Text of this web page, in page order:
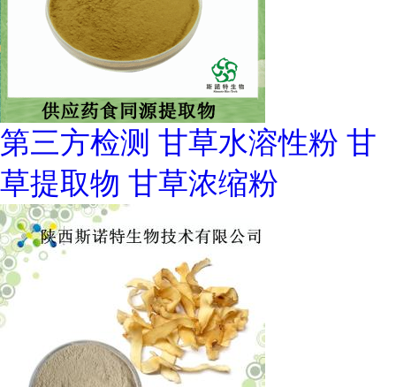
第三方检测 甘草水溶性粉 甘
草提取物 甘草浓缩粉